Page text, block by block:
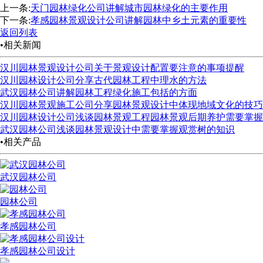
上一条:天门园林绿化公司讲解城市园林绿化的主要作用
下一条:孝感园林景观设计公司讲解园林中乡土元素的重要性
返回列表
•相关新闻
汉川园林景观设计公司关于景观设计配置要注意的事项提醒
汉川园林设计公司分享古代园林工程中理水的方法
武汉园林公司讲解园林工程绿化施工包括的方面
汉川园林景观施工公司分享园林景观设计中体现地域文化的技巧
汉川园林设计公司浅谈园林景观工程园林景观后期养护需要掌
武汉园林公司浅谈园林景观设计中需要掌握观赏树的知识
•相关产品
武汉园林公司
园林公司
孝感园林公司
孝感园林公司设计